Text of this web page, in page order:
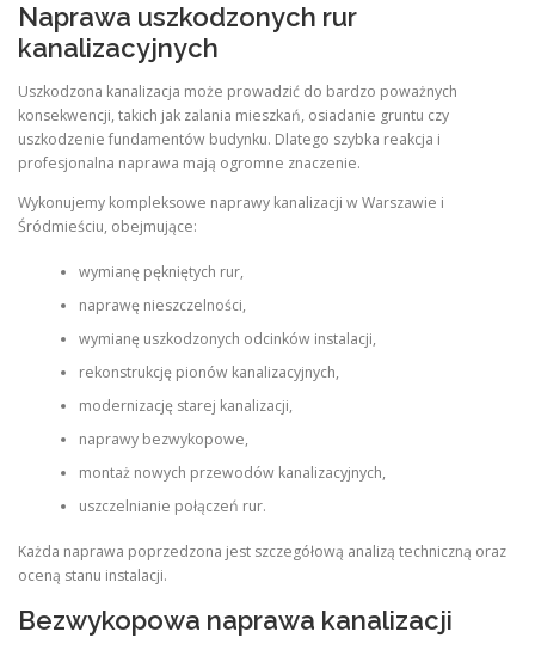
Naprawa uszkodzonych rur
kanalizacyjnych
Uszkodzona kanalizacja może prowadzić do bardzo poważnych
konsekwencji, takich jak zalania mieszkań, osiadanie gruntu czy
uszkodzenie fundamentów budynku. Dlatego szybka reakcja i
profesjonalna naprawa mają ogromne znaczenie.
Wykonujemy kompleksowe naprawy kanalizacji w Warszawie i
Śródmieściu, obejmujące:
wymianę pękniętych rur,
naprawę nieszczelności,
wymianę uszkodzonych odcinków instalacji,
rekonstrukcję pionów kanalizacyjnych,
modernizację starej kanalizacji,
naprawy bezwykopowe,
montaż nowych przewodów kanalizacyjnych,
uszczelnianie połączeń rur.
Każda naprawa poprzedzona jest szczegółową analizą techniczną oraz
oceną stanu instalacji.
Bezwykopowa naprawa kanalizacji